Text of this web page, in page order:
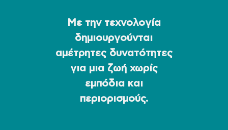
Με την τεχνολογία
δημιουργούνται
αμέτρητες δυνατότητες
για μια ζωή χωρίς
εμπόδια και
περιορισμούς.